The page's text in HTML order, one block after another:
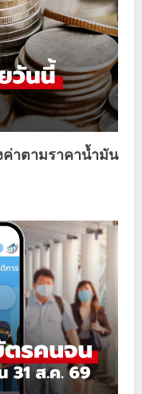
ค่าตามราคาน้ำมัน